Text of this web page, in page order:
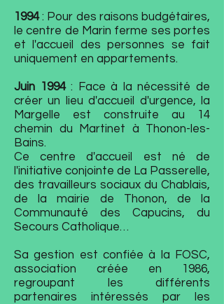
1994: Pour des raisons budgétaires,
le centre de Marin ferme ses portes
et l'accueil des personnes se fait
uniquement en appartements.
Juin 1994: Face à la nécessité de
créer un lieu d'accueil d'urgence, la
Margelle est construite au 14
chemin du Martinet à Thonon-les-
Bains.
Ce centre d'accueil est né de
l'initiative conjointe de La Passerelle,
des travailleurs sociaux du Chablais,
de la mairie de Thonon, de la
Communauté des Capucins, du
Secours Catholique…
Sa gestion est confiée à la FOSC,
association créée en 1986,
regroupant les différents
partenaires intéressés par les